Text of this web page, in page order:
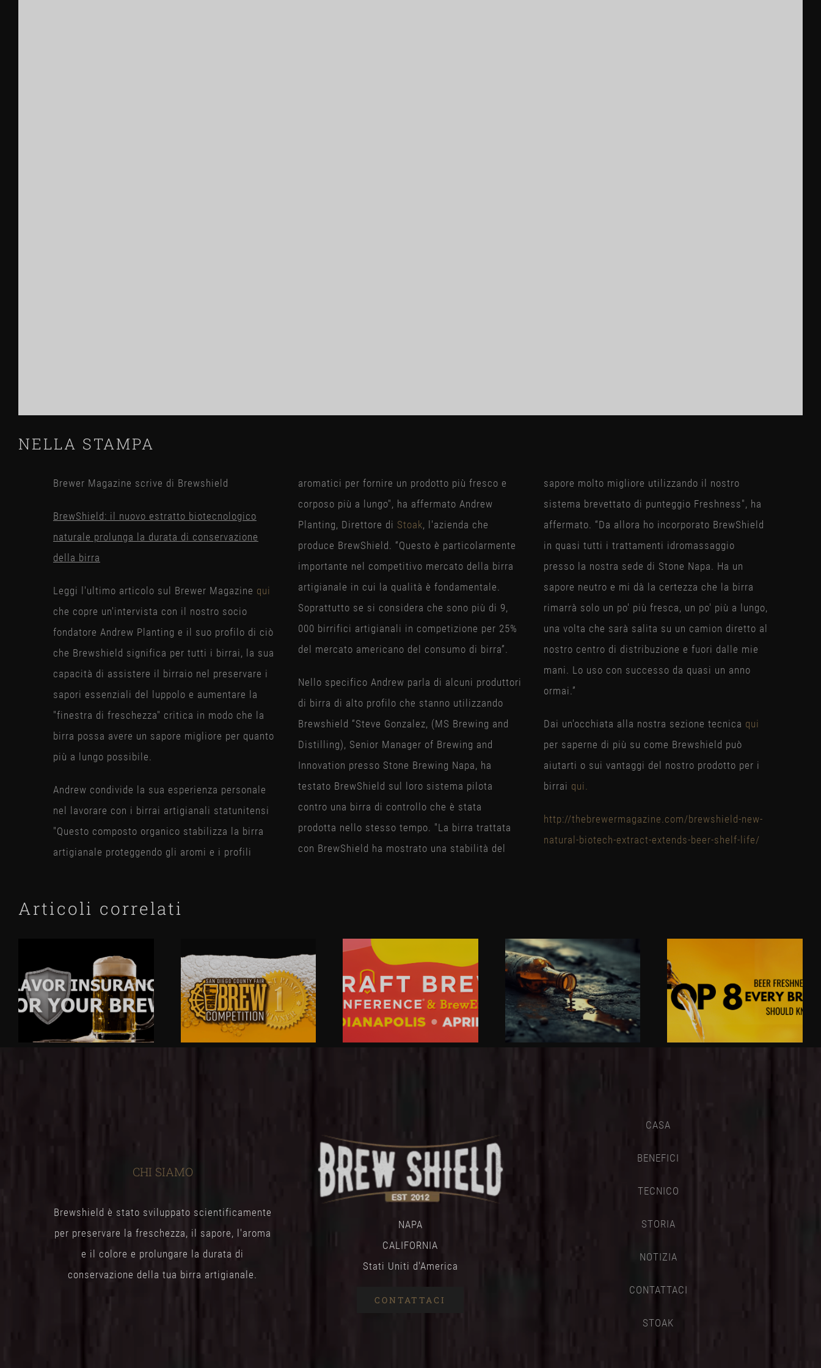
NELLA STAMPA
Brewer Magazine scrive di Brewshield
BrewShield: il nuovo estratto biotecnologico
naturale prolunga la durata di conservazione
della birra
Leggi l'ultimo articolo sul Brewer Magazine qui
che copre un'intervista con il nostro socio
fondatore Andrew Planting e il suo profilo di ciò
che Brewshield significa per tutti i birrai, la sua
capacità di assistere il birraio nel preservare i
sapori essenziali del luppolo e aumentare la
"finestra di freschezza" critica in modo che la
birra possa avere un sapore migliore per quanto
più a lungo possibile.
Andrew condivide la sua esperienza personale
nel lavorare con i birrai artigianali statunitensi
"Questo composto organico stabilizza la birra
artigianale proteggendo gli aromi e i profili
aromatici per fornire un prodotto più fresco e
corposo più a lungo", ha affermato Andrew
Planting, Direttore di Stoak, l'azienda che
produce BrewShield. “Questo è particolarmente
importante nel competitivo mercato della birra
artigianale in cui la qualità è fondamentale.
Soprattutto se si considera che sono più di 9​,​
000 birrifici artigianali in competizione per 25%
del mercato americano del consumo di birra”.
Nello specifico Andrew parla di alcuni produttori
di birra di alto profilo che stanno utilizzando
Brewshield “Steve Gonzalez, (MS Brewing and
Distilling), Senior Manager of Brewing and
Innovation presso Stone Brewing Napa, ha
testato BrewShield sul loro sistema pilota
contro una birra di controllo che è stata
prodotta nello stesso tempo. "La birra trattata
con BrewShield ha mostrato una stabilità del
sapore molto migliore utilizzando il nostro
sistema brevettato di punteggio Freshness", ha
affermato. “Da allora ho incorporato BrewShield
in quasi tutti i trattamenti idromassaggio
presso la nostra sede di Stone Napa. Ha un
sapore neutro e mi dà la certezza che la birra
rimarrà solo un po' più fresca, un po' più a lungo,
una volta che sarà salita su un camion diretto al
nostro centro di distribuzione e fuori dalle mie
mani. Lo uso con successo da quasi un anno
ormai.”
Dai un'occhiata alla nostra sezione tecnica qui
per saperne di più su come Brewshield può
aiutarti o sui vantaggi del nostro prodotto per i
birrai qui.
http://thebrewermagazine.com/brewshield-new-
natural-biotech-extract-extends-beer-shelf-life/
Articoli correlati
CHI SIAMO
Brewshield è stato sviluppato scientificamente
per preservare la freschezza, il sapore, l'aroma
e il colore e prolungare la durata di
conservazione della tua birra artigianale.
NAPA
CALIFORNIA
Stati Uniti d'America
CONTATTACI
CASA
BENEFICI
TECNICO
STORIA
NOTIZIA
CONTATTACI
STOAK